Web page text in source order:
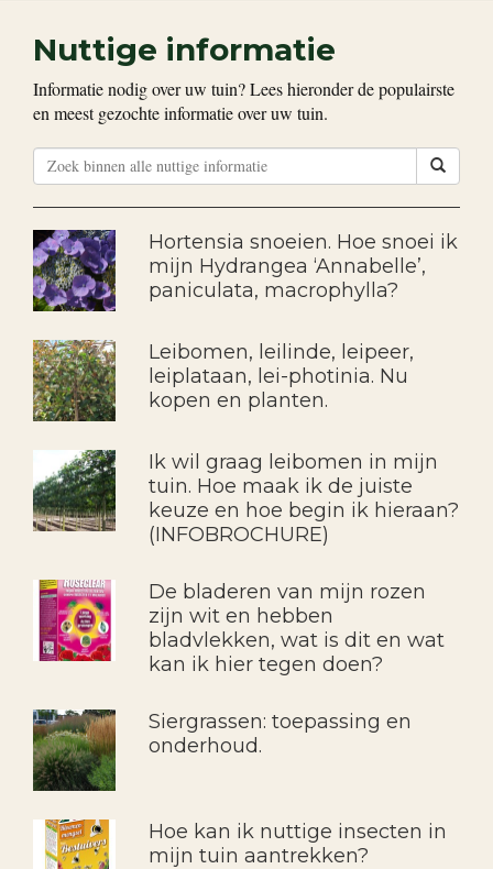
Nuttige informatie
Informatie nodig over uw tuin? Lees hieronder de populairste
en meest gezochte informatie over uw tuin.
Hortensia snoeien. Hoe snoei ik
mijn Hydrangea ‘Annabelle’,
paniculata, macrophylla?
Leibomen, leilinde, leipeer,
leiplataan, lei-photinia. Nu
kopen en planten.
Ik wil graag leibomen in mijn
tuin. Hoe maak ik de juiste
keuze en hoe begin ik hieraan?
(INFOBROCHURE)
De bladeren van mijn rozen
zijn wit en hebben
bladvlekken, wat is dit en wat
kan ik hier tegen doen?
Siergrassen: toepassing en
onderhoud.
Hoe kan ik nuttige insecten in
mijn tuin aantrekken?